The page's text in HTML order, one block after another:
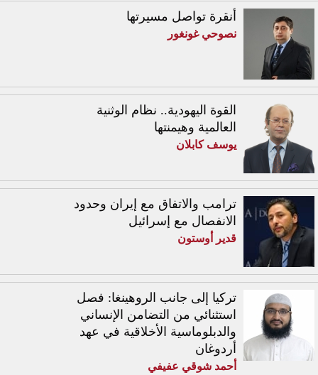
أنقرة تواصل مسيرتها
نصوحي غونغور
القوة اليهودية.. نظام الوثنية
العالمية وهيمنتها
يوسف كابلان
ترامب والاتفاق مع إيران وحدود
الانفصال مع إسرائيل
قدير أوستون
تركيا إلى جانب الروهينغا: فصل
استثنائي من التضامن الإنساني
والدبلوماسية الأخلاقية في عهد
أردوغان
أحمد شوقي عفيفي